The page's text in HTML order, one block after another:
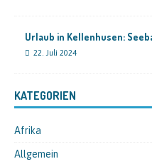
Urlaub in Kellenhusen:
22. Juli 2024
KATEGORIEN
Afrika
Allgemein